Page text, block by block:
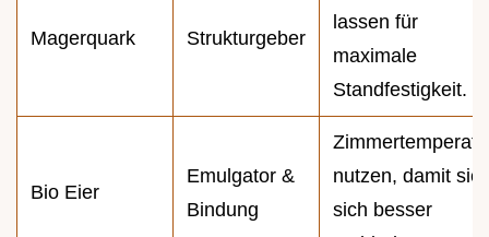
Magerquark Strukturgeber
lassen für
maximale
Standfestigkeit.
Bio Eier
Emulgator &
Bindung
nutzen, damit sie
sich besser